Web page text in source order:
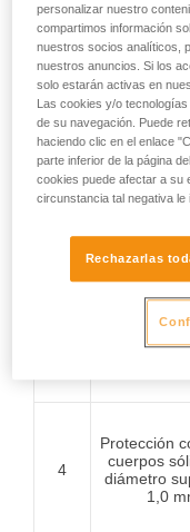
1
Protección
cuerpos
diámetro
50
2
Protección
cuerpos
diámetro
Protección
cuerpos
diámetro
4
Protección
cuerpos
diámetro
1,0
personalizar nuestro
compartimos información
nuestros socios analíticos,
nuestros anuncios. Si los
solo estarán activas en
Las cookies y/o
de su navegación. Puede
haciendo clic en el enlace
parte inferior de la página
cookies puede afectar a su
circunstancia tal negativa
Rechazarlas